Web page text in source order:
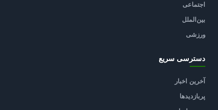
اجتماعی
بین‌الملل
ورزشی
دسترسی سریع
آخرین اخبار
پربازدیدها